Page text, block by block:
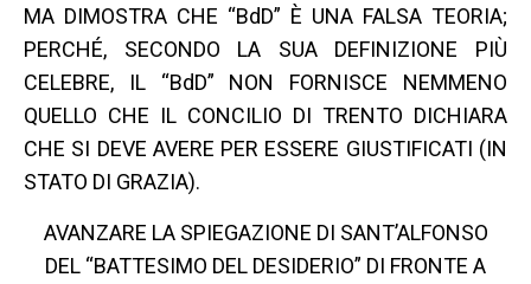
MA DIMOSTRA CHE “BdD” È UNA FALSA TEORIA;
PERCHÉ, SECONDO LA SUA DEFINIZIONE PIÙ
CELEBRE, IL “BdD” NON FORNISCE NEMMENO
QUELLO CHE IL CONCILIO DI TRENTO DICHIARA
CHE SI DEVE AVERE PER ESSERE GIUSTIFICATI (IN
STATO DI GRAZIA).
AVANZARE LA SPIEGAZIONE DI SANT’ALFONSO
DEL “BATTESIMO DEL DESIDERIO” DI FRONTE A